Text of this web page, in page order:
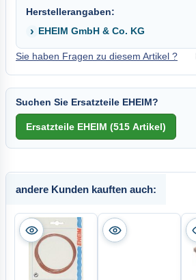
Herstellerangaben:
EHEIM GmbH & Co. KG
Sie haben Fragen zu diesem Artikel ?
Suchen Sie Ersatzteile EHEIM?
andere Kunden kauften auch: